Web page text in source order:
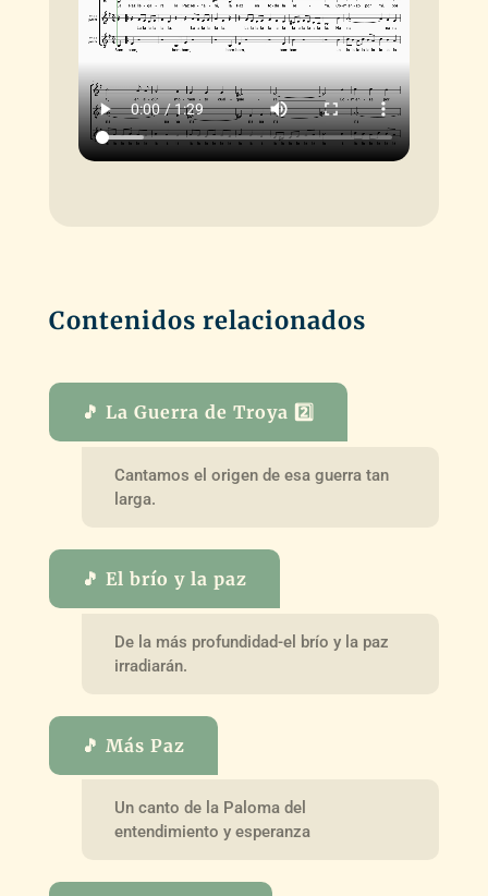
Contenidos relacionados
🎵 La Guerra de Troya 2️⃣
Cantamos el origen de esa guerra tan
larga.
🎵 El brío y la paz
De la más profundidad-el brío y la paz
irradiarán.
🎵 Más Paz
Un canto de la Paloma del
entendimiento y esperanza